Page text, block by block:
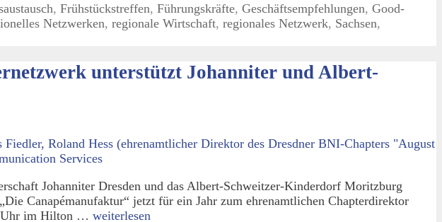
, Frühstückstreffen, Führungskräfte, Geschäftsempfehlungen, Good-
Netzwerken, regionale Wirtschaft, regionales Netzwerk, Sachsen,
unterstützt Johanniter und Albert-
Johanniter Dresden und das Albert-Schweitzer-Kinderdorf Moritzburg
Canapémanufaktur“ jetzt für ein Jahr zum ehrenamtlichen Chapterdirektor
Uhr im Hilton … weiterlesen